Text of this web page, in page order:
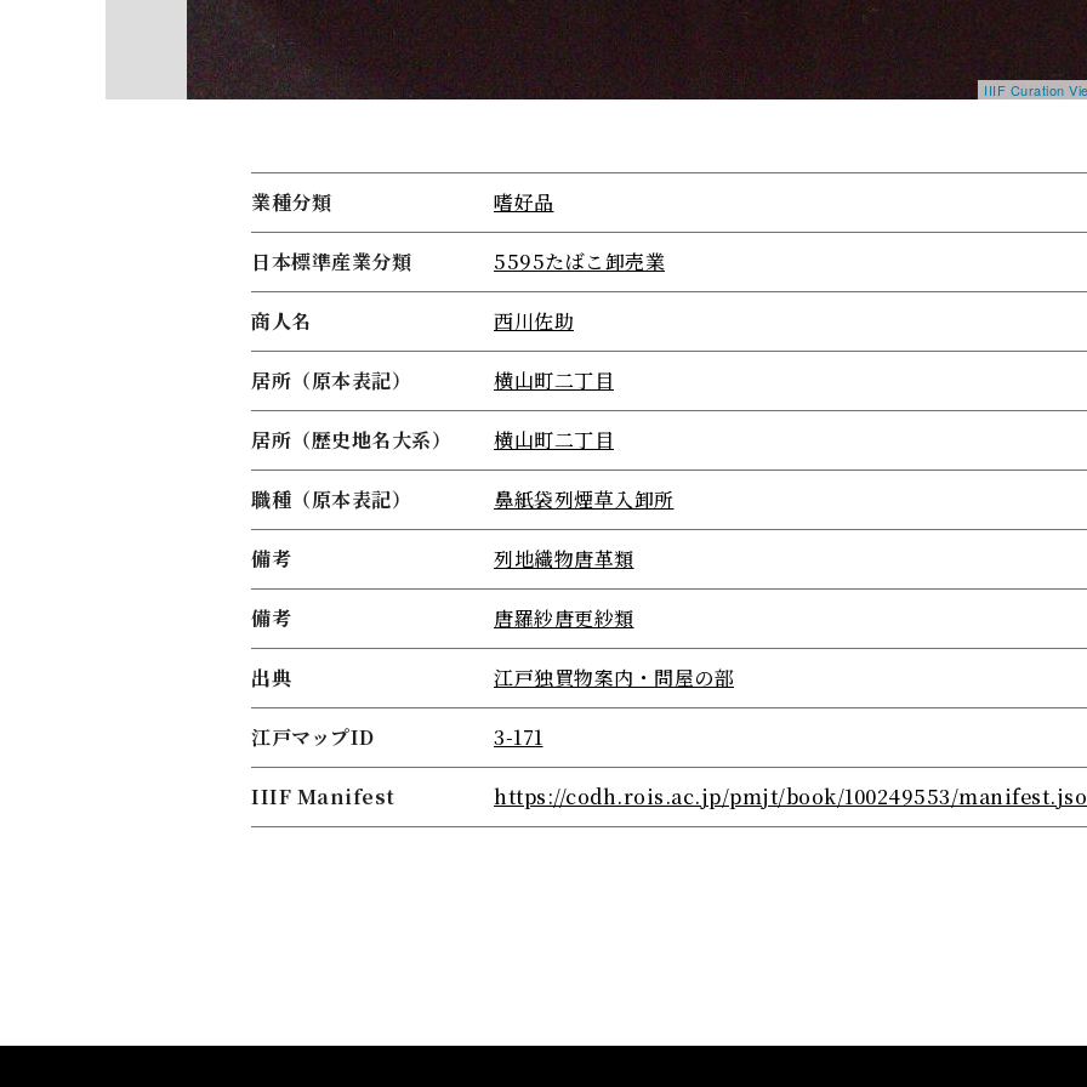
IIIF Curation
業種分類 嗜好品
日本標準産業分類 5595たばこ卸売業
商人名 西川佐助
居所（原本表記） 横山町二丁目
居所（歴史地名大系） 横山町二丁目
職種（原本表記） 鼻紙袋列煙草入卸所
備考 列地織物唐革類
備考 唐羅紗唐更紗類
出典 江戸独買物案内・問屋の部
江戸マップID 3-171
IIIF Manifest https://codh.rois.ac.jp/pmjt/book/100249553/